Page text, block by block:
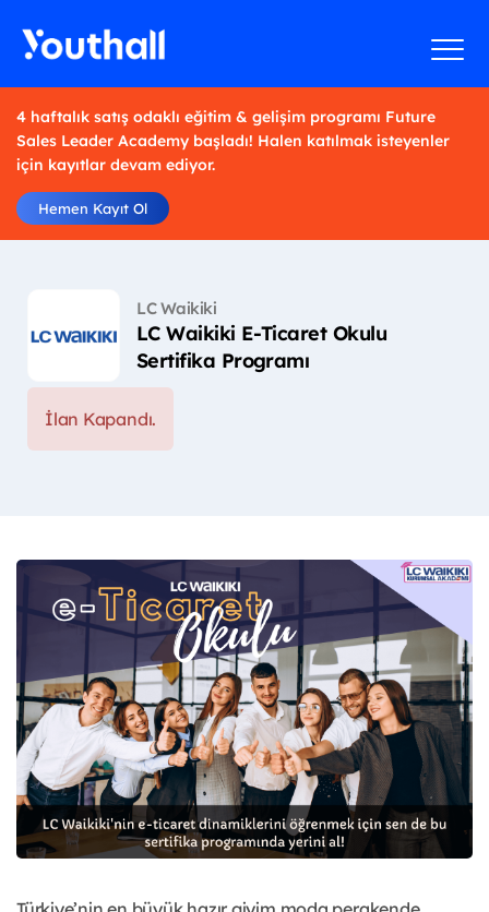
4 haftalık satış odaklı eğitim & gelişim programı Future
Sales Leader Academy başladı! Halen katılmak isteyenler
için kayıtlar devam ediyor.
Hemen Kayıt Ol
LC Waikiki
LC Waikiki E-Ticaret Okulu
Sertifika Programı
İlan Kapandı.